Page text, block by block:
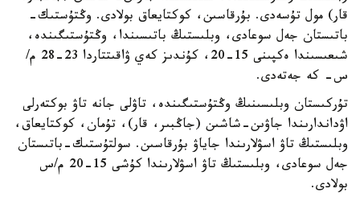
قار) مول تۇسەدى. بۇرقاسىن، كوكتايعاق بولادى. وڭتۇستىك-
باتىستان جەل سوعادى، وبلىستىڭ باتىسىندا، وڭتۇستىگىندە،
شىعىسىندا ەكپىنى 15-20، كۇندىز كەي ۋاقىتتاردا 23-28 م/
س- كە جەتەدى.
تۇركىستان وبلىسىنىڭ وڭتۇستىگىندە، تاۋلى جانە تاۋ بوكتەرلى
اۋداندارىندا جاۋىن-شاشىن (جاڭبىر، قار)، تۇمان، كوكتايعاق،
وبلىستىڭ تاۋ اسۋلارىندا جاياۋ بۇرقاسىن. سولتۇستىك-باتىستان
جەل سوعادى، وبلىستىڭ تاۋ اسۋلارىندا كۇشى 15-20 م/س
بولادى.